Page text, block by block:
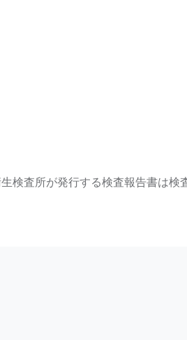
検査所が発行する検査報告書は